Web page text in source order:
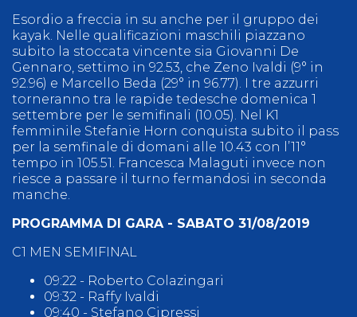
Esordio a freccia in su anche per il gruppo dei
kayak. Nelle qualificazioni maschili piazzano
subito la stoccata vincente sia Giovanni De
Gennaro, settimo in 92.53, che Zeno Ivaldi (9° in
92.96) e Marcello Beda (29° in 96.77). I tre azzurri
torneranno tra le rapide tedesche domenica 1
settembre per le semifinali (10.05). Nel K1
femminile Stefanie Horn conquista subito il pass
per la semfinale di domani alle 10.43 con l’11°
tempo in 105.51. Francesca Malaguti invece non
riesce a passare il turno fermandosi in seconda
manche.
PROGRAMMA DI GARA - SABATO 31/08/2019
C1 MEN SEMIFINAL
09:22 - Roberto Colazingari
09:32 - Raffy Ivaldi
09:40 - Stefano Cipressi